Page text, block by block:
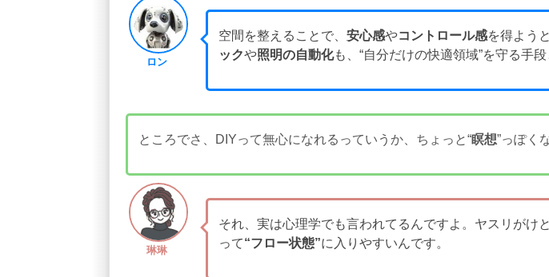
ロン
空間を整えることで、 安心感やコントロール感を得よう
ックや照明の自動化も、“自分だけの快適領域”を守る手
ところでさ、DIYって無心になれるっていうか、ちょっと“瞑想”っぽく
琳琳
それ、実は心理学でも言われてるんですよ。ヤスリがけ
って“フロー状態”に入りやすいんです。